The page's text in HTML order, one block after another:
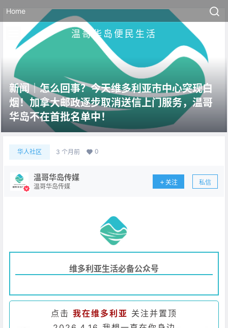
Home
温哥华岛便民生活
新闻｜怎么回事？今天维多利亚市中心突现白
烟！加拿大邮政逐步取消送信上门服务，温哥
华岛不在首批名单中！
华人社区 3 个月前 0
温哥华岛传媒
温哥华岛传媒
关注 私信
维多利亚生活必备公众号
点击 我在维多利亚 关注并置顶